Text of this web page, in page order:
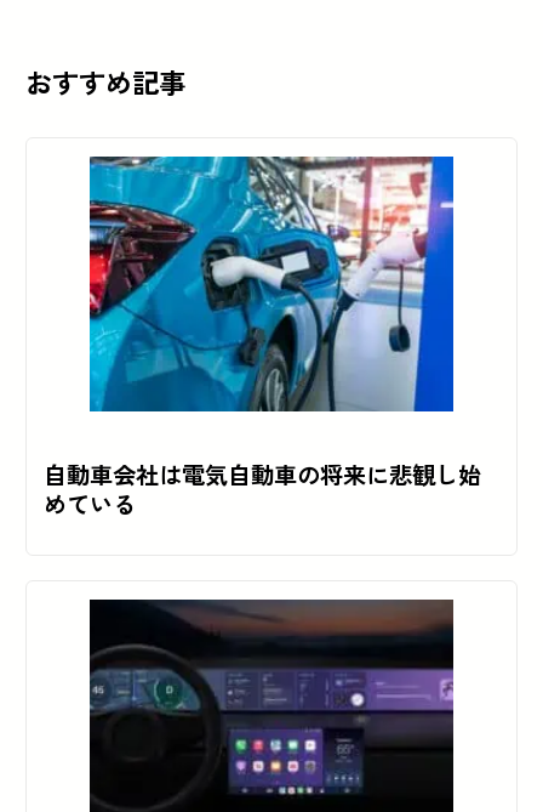
おすすめ記事
自動車会社は電気自動車の将来に悲観し始
めている